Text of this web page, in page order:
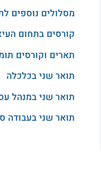
מסלולים נוספים
קורסים בתחום
תארים וקורסים
תואר שני בכלכלה
תואר שני במנהל
תואר שני בעבודה